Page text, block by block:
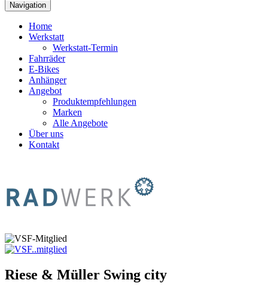
Navigation
Home
Werkstatt
Werkstatt-Termin
Fahrräder
E-Bikes
Anhänger
Angebot
Produktempfehlungen
Marken
Alle Angebote
Über uns
Kontakt
Riese & Müller Swing city